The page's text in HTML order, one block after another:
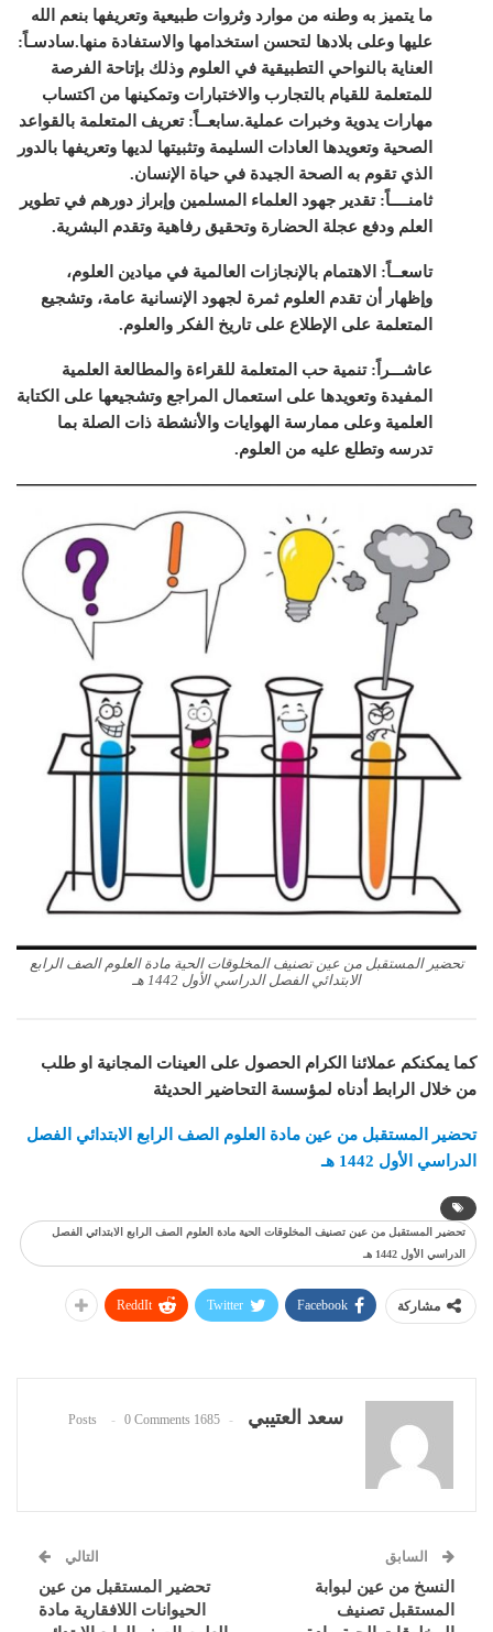
ما يتميز به وطنه من موارد وثروات طبيعية وتعريفها بنعم الله
عليها وعلى بلادها لتحسن استخدامها والاستفادة منها.سادسـاً:
العناية بالنواحي التطبيقية في العلوم وذلك بإتاحة الفرصة
للمتعلمة للقيام بالتجارب والاختبارات وتمكينها من اكتساب
مهارات يدوية وخبرات عملية.سابعــاً: تعريف المتعلمة بالقواعد
الصحية وتعويدها العادات السليمة وتثبيتها لديها وتعريفها بالدور
الذي تقوم به الصحة الجيدة في حياة الإنسان.
ثامنــــاً: تقدير جهود العلماء المسلمين وإبراز دورهم في تطوير
العلم ودفع عجلة الحضارة وتحقيق رفاهية وتقدم البشرية.
تاسعــاً: الاهتمام بالإنجازات العالمية في ميادين العلوم،
وإظهار أن تقدم العلوم ثمرة لجهود الإنسانية عامة، وتشجيع
المتعلمة على الإطلاع على تاريخ الفكر والعلوم.
عاشـــراً: تنمية حب المتعلمة للقراءة والمطالعة العلمية
المفيدة وتعويدها على استعمال المراجع وتشجيعها على الكتابة
العلمية وعلى ممارسة الهوايات والأنشطة ذات الصلة بما
تدرسه وتطلع عليه من العلوم.
تحضير المستقبل من عين تصنيف المخلوقات الحية مادة العلوم الصف الرابع
الابتدائي الفصل الدراسي الأول 1442 هـ
كما يمكنكم عملائنا الكرام الحصول على العينات المجانية او طلب
من خلال الرابط أدناه لمؤسسة التحاضير الحديثة
تحضير المستقبل من عين مادة العلوم الصف الرابع الابتدائي الفصل
الدراسي الأول 1442 هـ
تحضير المستقبل من عين تصنيف المخلوقات الحية مادة العلوم الصف الرابع الابتدائي الفصل
الدراسي الأول 1442 هـ
مشاركة Facebook
Twitter
ReddIt
سعد العتيبي 1685 Posts
0 Comments
السابق
النسخ من عين لبوابة
المستقبل تصنيف
التالي
تحضير المستقبل من عين
الحيوانات اللافقارية مادة